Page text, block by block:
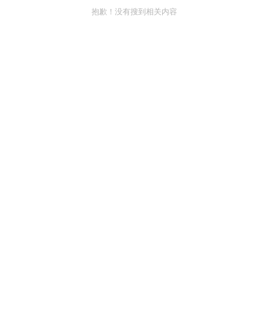
抱歉！没有搜到相关内容